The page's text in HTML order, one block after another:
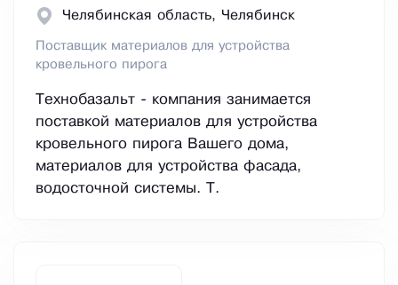
Челябинская область, Челябинск
Поставщик материалов для устройства
кровельного пирога
Технобазальт - компания занимается
поставкой материалов для устройства
кровельного пирога Вашего дома,
материалов для устройства фасада,
водосточной системы. Т.